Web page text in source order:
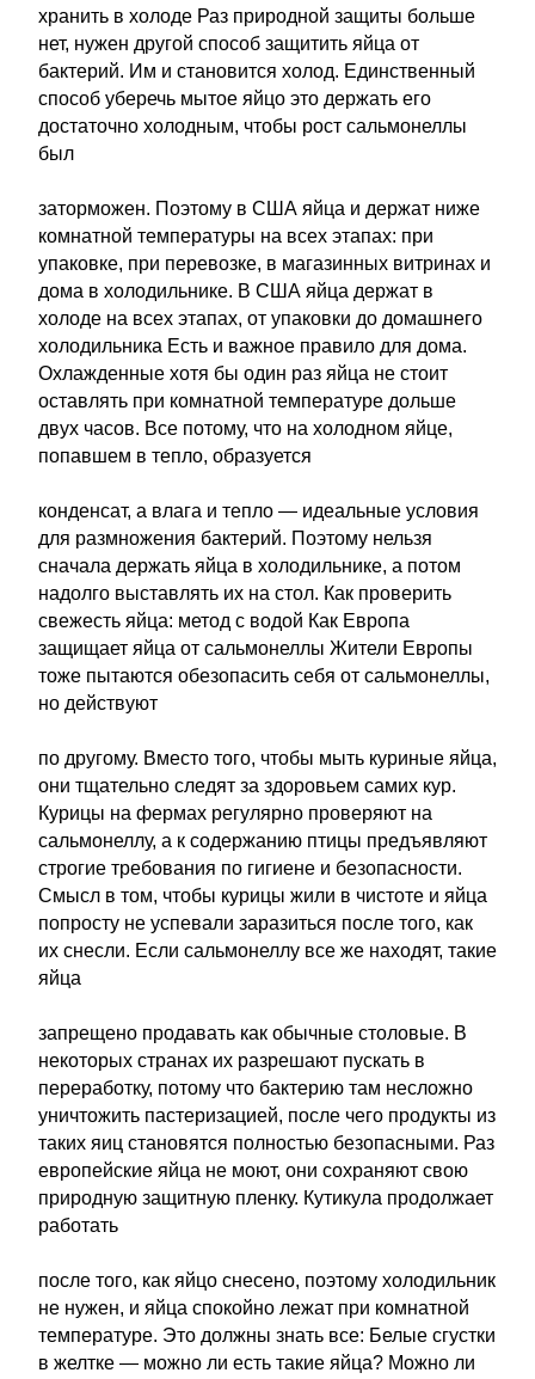
хранить в холоде Раз природной защиты больше
нет, нужен другой способ защитить яйца от
бактерий. Им и становится холод. Единственный
способ уберечь мытое яйцо это держать его
достаточно холодным, чтобы рост сальмонеллы
был
заторможен. Поэтому в США яйца и держат ниже
комнатной температуры на всех этапах: при
упаковке, при перевозке, в магазинных витринах и
дома в холодильнике. В США яйца держат в
холоде на всех этапах, от упаковки до домашнего
холодильника Есть и важное правило для дома.
Охлажденные хотя бы один раз яйца не стоит
оставлять при комнатной температуре дольше
двух часов. Все потому, что на холодном яйце,
попавшем в тепло, образуется
конденсат, а влага и тепло — идеальные условия
для размножения бактерий. Поэтому нельзя
сначала держать яйца в холодильнике, а потом
надолго выставлять их на стол. Как проверить
свежесть яйца: метод с водой Как Европа
защищает яйца от сальмонеллы Жители Европы
тоже пытаются обезопасить себя от сальмонеллы,
но действуют
по другому. Вместо того, чтобы мыть куриные яйца,
они тщательно следят за здоровьем самих кур.
Курицы на фермах регулярно проверяют на
сальмонеллу, а к содержанию птицы предъявляют
строгие требования по гигиене и безопасности.
Смысл в том, чтобы курицы жили в чистоте и яйца
попросту не успевали заразиться после того, как
их снесли. Если сальмонеллу все же находят, такие
яйца
запрещено продавать как обычные столовые. В
некоторых странах их разрешают пускать в
переработку, потому что бактерию там несложно
уничтожить пастеризацией, после чего продукты из
таких яиц становятся полностью безопасными. Раз
европейские яйца не моют, они сохраняют свою
природную защитную пленку. Кутикула продолжает
работать
после того, как яйцо снесено, поэтому холодильник
не нужен, и яйца спокойно лежат при комнатной
температуре. Это должны знать все: Белые сгустки
в желтке — можно ли есть такие яйца? Можно ли